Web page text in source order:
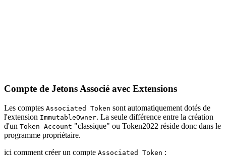
Compte de Jetons Associé avec Extensions
Les comptes Associated Token sont automatiquement dotés de
l'extension ImmutableOwner. La seule différence entre la création
d'un Token Account "classique" ou Token2022 réside donc dans le
programme propriétaire.
ici comment créer un compte Associated Token :